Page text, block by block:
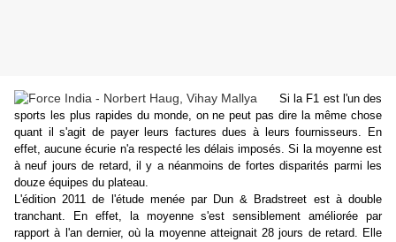
Si la F1 est l'un des
sports les plus rapides du monde, on ne peut pas dire la même chose
quant il s'agit de payer leurs factures dues à leurs fournisseurs. En
effet, aucune écurie n'a respecté les délais imposés. Si la moyenne est
à neuf jours de retard, il y a néanmoins de fortes disparités parmi les
douze équipes du plateau.
L'édition 2011 de l'étude menée par Dun & Bradstreet est à double
tranchant. En effet, la moyenne s'est sensiblement améliorée par
rapport à l'an dernier, où la moyenne atteignait 28 jours de retard. Elle